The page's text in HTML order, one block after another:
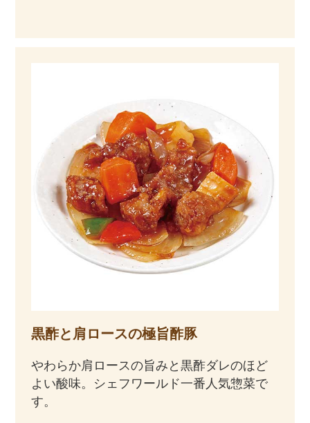
黒酢と肩ロースの極旨酢豚
やわらか肩ロースの旨みと黒酢ダレのほど
よい酸味。シェフワールド一番人気惣菜で
す。